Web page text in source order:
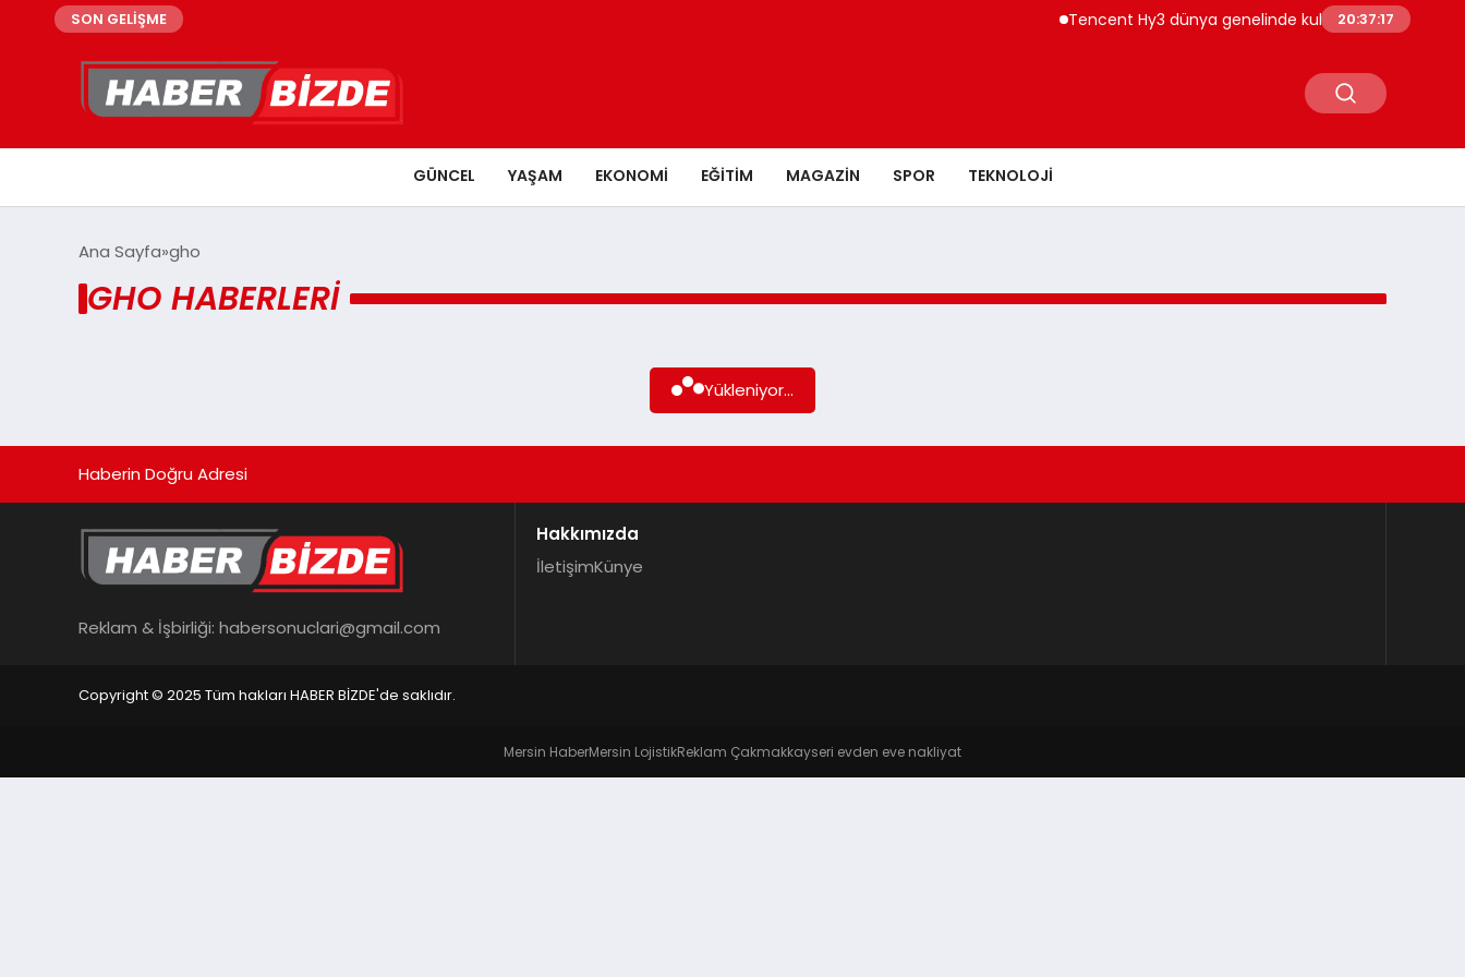
SON GELİŞME Tencent Hy3 dünya genelinde kullanıma sunuldu
20:37:17
GÜNCEL YAŞAM EKONOMI EĞITIM MAGAZIN SPOR TEKNOLOJI
Ana Sayfa gho
GHO HABERLERI
Yükleniyor...
Haberin Doğru Adresi
Reklam & İşbirliği: habersonuclari@gmail.com
Hakkımızda
İletişimKünye
Copyright © 2025 Tüm hakları HABER BİZDE'de saklıdır.
Mersin HaberMersin LojistikReklam Çakmakkayseri evden eve nakliyat